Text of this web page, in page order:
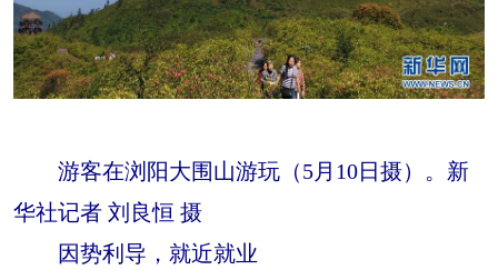
游客在浏阳大围山游玩（5月10日摄）。新
华社记者 刘良恒 摄
因势利导，就近就业